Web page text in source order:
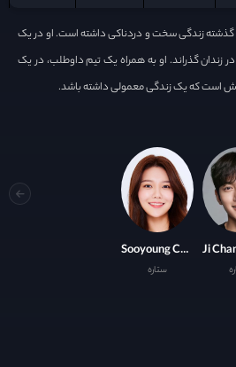
گذشته زندگی سخت و دردناکی داشته است. او در یک
زندان گذراند. او به همراه یک تیم داوطلب، در یک
است که یک زندگی معمولی داشته باشد.
Sooyoung Choi
ستاره